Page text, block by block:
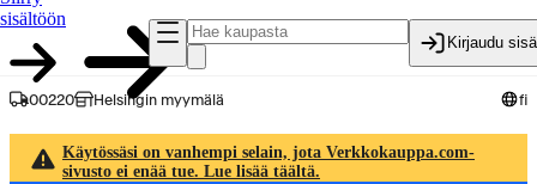
sisältöön
Kirjaudu
00220 Helsingin myymälä fi
Käytössäsi on vanhempi selain, jota Verkkokauppa.com-
sivusto ei enää tue. Lue lisää täältä.